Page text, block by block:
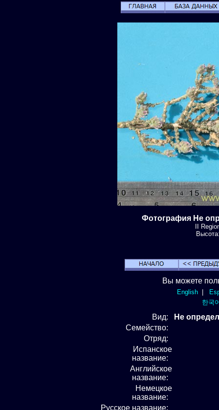
Фотография Не
II
Вы можете
English|
한국
Вид:
Не
Семейство:
Отряд:
Испанское
название:
Английское
название:
Немецкое
название:
Русское название: